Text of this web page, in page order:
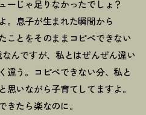
じゃ足りなかったでしょ ？
息子が生まれた瞬間から
ことをそのままコピペできない
んですが、私とはぜんぜん違い
違う。コピペできない分、私と
いながら子育てしてますよ。
たら楽なのに。